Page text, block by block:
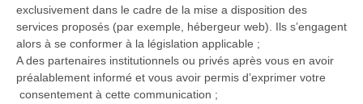
exclusivement dans le cadre de la mise a disposition des
services proposés (par exemple, hébergeur web). Ils s’engagent
alors à se conformer à la législation applicable ;
A des partenaires institutionnels ou privés après vous en avoir
préalablement informé et vous avoir permis d’exprimer votre
consentement à cette communication ;